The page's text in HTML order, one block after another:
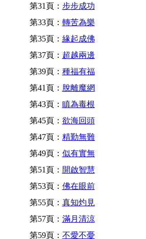
第31頁： 步步成功
第33頁： 轉苦為樂
第35頁： 緣起成佛
第37頁： 超越兩邊
第39頁： 種福有福
第41頁： 脫離魔網
第43頁： 瞋為毒根
第45頁： 欲海回頭
第47頁： 精勤無難
第49頁： 似有實無
第51頁： 開啟智慧
第53頁： 佛在眼前
第55頁： 真知灼見
第57頁： 滿月清涼
第59頁： 不愛不憂